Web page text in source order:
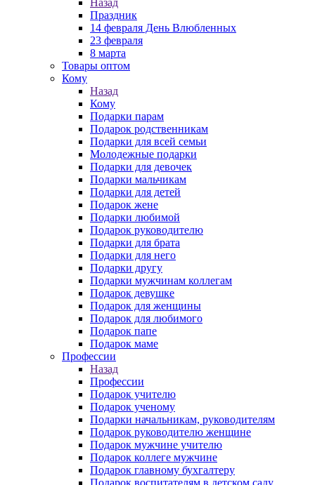
Назад
Праздник
14 февраля День Влюбленных
23 февраля
8 марта
Товары оптом
Кому
Назад
Кому
Подарки парам
Подарок родственникам
Подарки для всей семьи
Молодежные подарки
Подарки для девочек
Подарки мальчикам
Подарки для детей
Подарок жене
Подарки любимой
Подарок руководителю
Подарки для брата
Подарки для него
Подарки другу
Подарки мужчинам коллегам
Подарок девушке
Подарок для женщины
Подарок для любимого
Подарок папе
Подарок маме
Профессии
Назад
Профессии
Подарок учителю
Подарок ученому
Подарки начальникам, руководителям
Подарок руководителю женщине
Подарок мужчине учителю
Подарок коллеге мужчине
Подарок главному бухгалтеру
Подарок воспитателям в детском саду